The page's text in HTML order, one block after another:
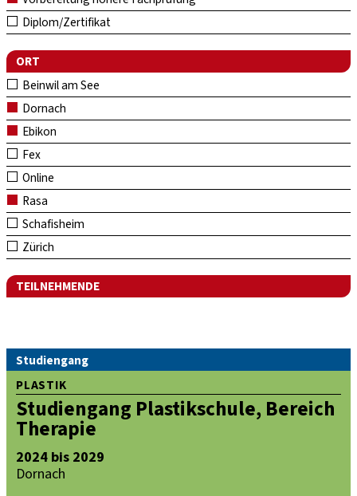
Diplom/Zertifikat
ORT
Beinwil am See
Dornach
Ebikon
Fex
Online
Rasa
Schafisheim
Zürich
TEILNEHMENDE
Studiengang
PLASTIK
Studiengang Plastikschule, Bereich
Therapie
2024 bis 2029
Dornach